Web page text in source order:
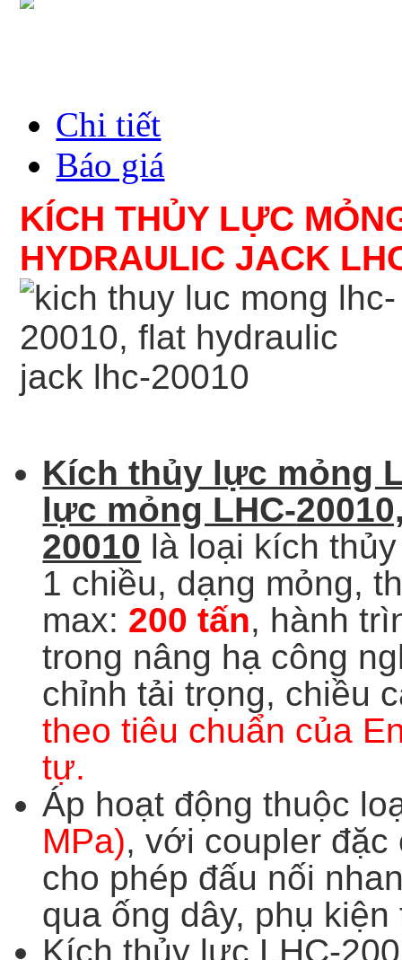
Chi tiết
Báo giá
KÍCH THỦY LỰC
HYDRAULIC JACK
Kích thủy lực mỏng
lực mỏng LHC-
20010 là loại kích
1 chiều, dạng mỏng,
max: 200 tấn, hành
trong nâng hạ công
chỉnh tải trọng, chiều
theo tiêu chuẩn của
tự.
Áp hoạt động thuộc
MPa), với coupler đặc
cho phép đấu nối
qua ống dây, phụ
Kích thủy lực LHC-